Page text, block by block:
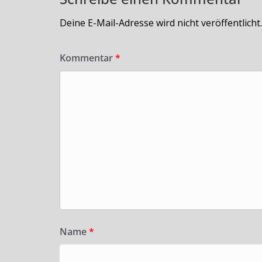
Deine E-Mail-Adresse wird nicht veröffentlicht.
Kommentar*
Name*